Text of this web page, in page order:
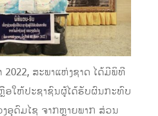
ສະພາແຫ່ງຊາດ ໄດ້ມີພິທີ
ອໃຫ້ປະຊາຊົນຜູ້ໄດ້ຮັບຜົນກະທົບ
ອຸດົມໄຊ ຈາກຫຼາຍພາກ ສ່ວນ